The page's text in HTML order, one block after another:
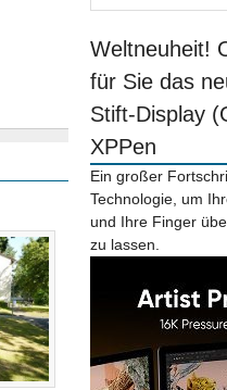
Weltneuheit!
für Sie das
Stift-Display
XPPen
Ein großer
Technologie, um
und Ihre Finger
zu lassen.